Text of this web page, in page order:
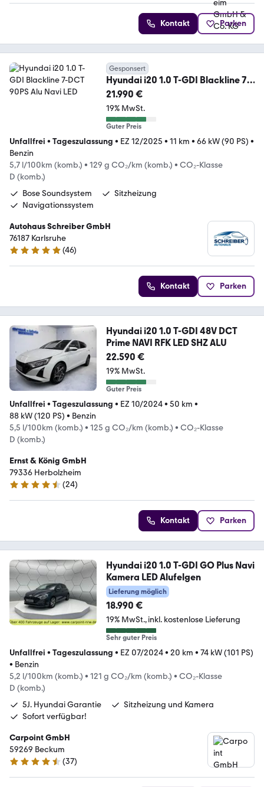
Kontakt Parken
Gesponsert
Hyundai i20 1.0 T-GDI Blackline 7-
DCT 90PS Alu Navi LED
21.990 €
19% MwSt.
Guter Preis
Unfallfrei • Tageszulassung • EZ 12/2025 • 11 km • 66 kW (90 PS) •
Benzin
5,7 l/100km (komb.) • 129 g CO₂/km (komb.) • CO₂-Klasse
D (komb.)
Bose Soundsystem
Sitzheizung
Navigationssystem
Autohaus Schreiber GmbH
76187 Karlsruhe
4.8 Sterne
(46)
Kontakt Parken
Hyundai i20 1.0 T-GDI 48V DCT
Prime NAVI RFK LED SHZ ALU
22.590 €
19% MwSt.
Guter Preis
Unfallfrei • Tageszulassung • EZ 10/2024• 50 km •
88 kW (120 PS) • Benzin
5,5 l/100km (komb.) • 125 g CO₂/km (komb.) • CO₂-Klasse
D (komb.)
Ernst & König GmbH
79336 Herbolzheim
4.3 Sterne
(24)
Kontakt Parken
Hyundai i20 1.0 T-GDI GO Plus Navi
Kamera LED Alufelgen
Lieferung möglich
18.990 €
19% MwSt. inkl. kostenlose Lieferung
Sehr guter Preis
Unfallfrei • Tageszulassung • EZ 07/2024• 20 km • 74 kW (101 PS)
• Benzin
5,2 l/100km (komb.) • 121 g CO₂/km (komb.) • CO₂-Klasse
D (komb.)
5J. Hyundai Garantie
Sitzheizung und Kamera
Sofort verfügbar!
Carpoint GmbH
59269 Beckum
4.6 Sterne
(37)